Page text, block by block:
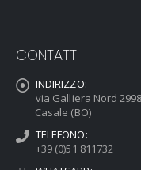
CONTATTI
INDIRIZZO:
via Galliera Nord
Casale (BO)
TELEFONO:
+39 (0)51 811732